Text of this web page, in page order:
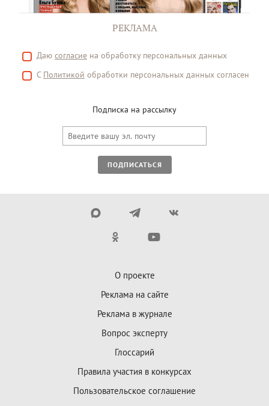
РЕКЛАМА
Даю согласие на обработку персональных данных
С Политикой обработки персональных данных согласен
Подписка на рассылку
ПОДПИСАТЬСЯ
О проекте
Реклама на сайте
Реклама в журнале
Вопрос эксперту
Глоссарий
Правила участия в конкурсах
Пользовательское соглашение